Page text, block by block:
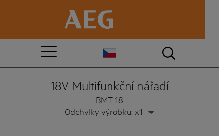
18V Multifunkční nářadí
BMT 18
Odchylky výrobku: x1